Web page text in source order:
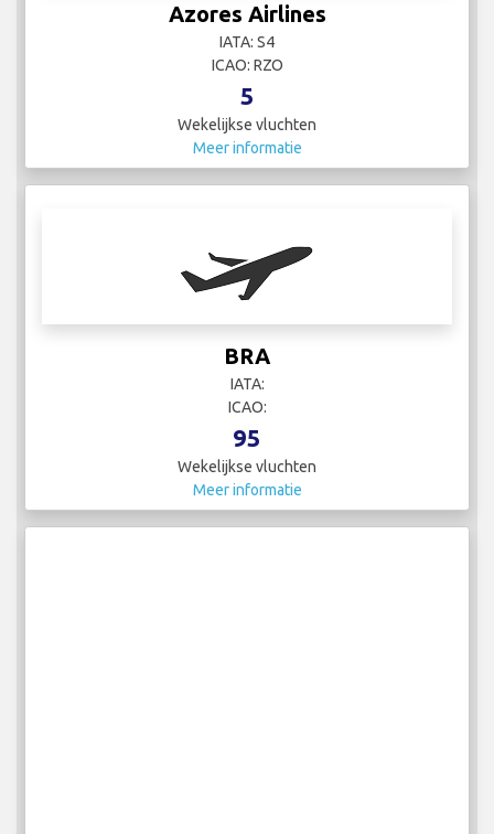
Azores Airlines
IATA: S4
ICAO: RZO
5
Wekelijkse vluchten
Meer informatie
BRA
IATA:
ICAO:
95
Wekelijkse vluchten
Meer informatie